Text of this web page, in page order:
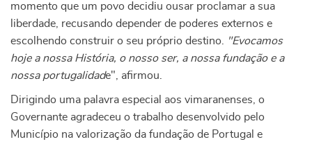
momento que um povo decidiu ousar proclamar a sua
liberdade, recusando depender de poderes externos e
escolhendo construir o seu próprio destino.
"Evocamos
hoje a nossa História, o nosso ser, a nossa fundação e a
nossa portugalidade", afirmou.
Dirigindo uma palavra especial aos vimaranenses, o
Governante agradeceu o trabalho desenvolvido pelo
Município na valorização da fundação de Portugal e